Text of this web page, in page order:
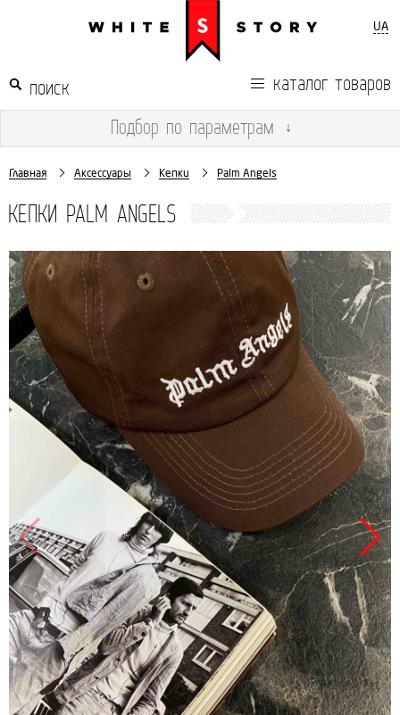
UA
каталог товаров
Подбор по параметрам ↓
Главная Аксессуары Кепки Palm Angels
КЕПКИ PALM ANGELS
Продано